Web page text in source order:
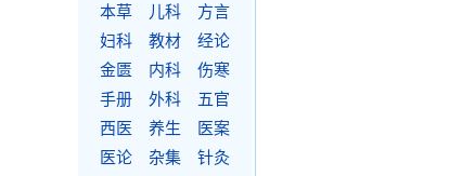
本草
儿科
方言
妇科
教材
经论
金匮
内科
伤寒
手册
外科
五官
西医
养生
医案
医论
杂集 针灸